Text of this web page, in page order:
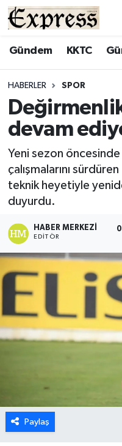
Gündem KKTC
HABERLER SPOR
devam
Yeni sezon
çalışmalarını
teknik heyetiyle
duyurdu.
HABER MERKEZI
EDITÖR
Paylaş
ALAYKÖY
BİLİM
DÜNYA
EĞİTİM
EKONOMİ
ENGLISH
ESENTEPE
GAZİMAĞUSA
GÜNDEM
GÜNEY KIBRIS
Hava Durumu
Süper Lig Puan
Son Dakika
Haber Arşivi